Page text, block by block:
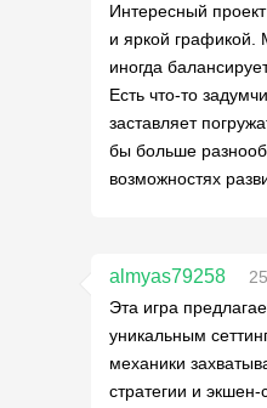
Интересный
и яркой графикой.
иногда
Есть что-то
заставляет
бы больше
возможностях
almyas79258
Эта игра
уникальным
механики
стратегии и